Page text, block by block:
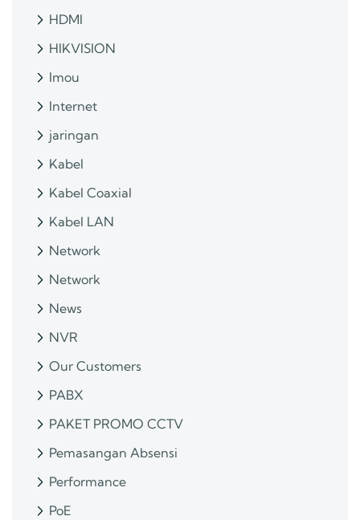
HDMI
HIKVISION
Imou
Internet
jaringan
Kabel
Kabel Coaxial
Kabel LAN
Network
Network
News
NVR
Our Customers
PABX
PAKET PROMO CCTV
Pemasangan Absensi
Performance
PoE